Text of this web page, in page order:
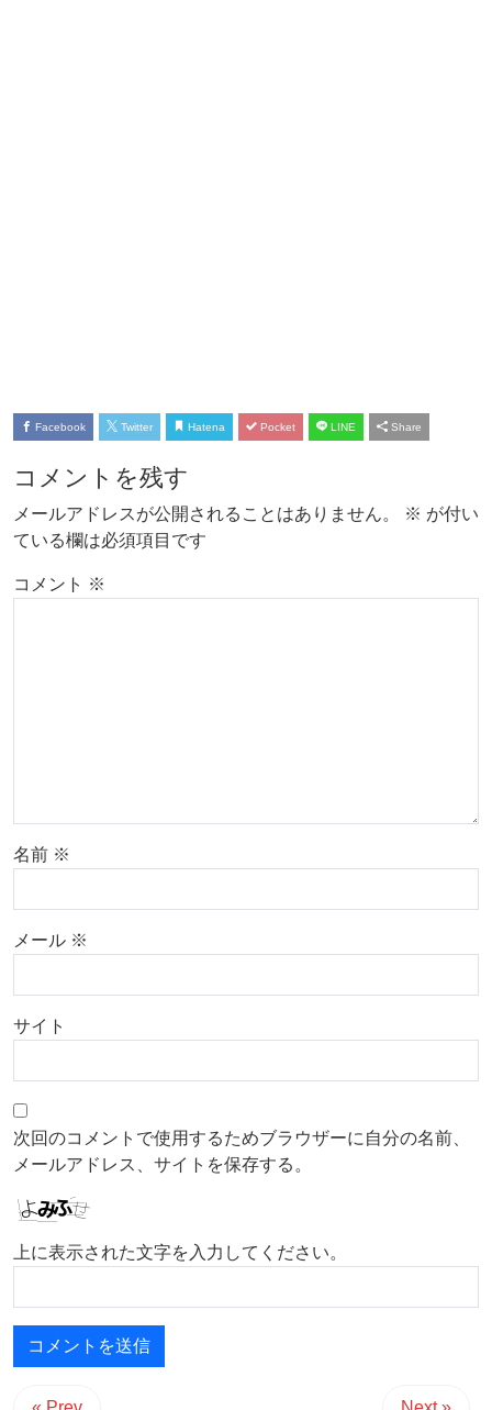
Facebook Twitter Hatena Pocket LINE Share
コメントを残す
メールアドレスが公開されることはありません。 ※ が付い
ている欄は必須項目です
コメント ※
名前 ※
メール ※
サイト
次回のコメントで使用するためブラウザーに自分の名前、
メールアドレス、サイトを保存する。
上に表示された文字を入力してください。